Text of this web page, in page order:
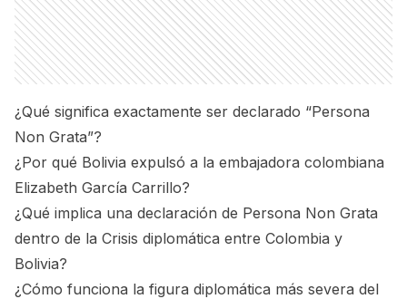
¿Qué significa exactamente ser declarado “Persona
Non Grata”?
¿Por qué Bolivia expulsó a la embajadora colombiana
Elizabeth García Carrillo?
¿Qué implica una declaración de Persona Non Grata
dentro de la Crisis diplomática entre Colombia y
Bolivia?
¿Cómo funciona la figura diplomática más severa del